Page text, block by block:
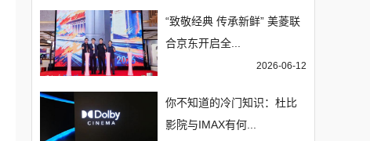
“致敬经典 传承新鲜” 美菱联
合京东开启全...
2026-06-12
你不知道的冷门知识：杜比
影院与IMAX有何...